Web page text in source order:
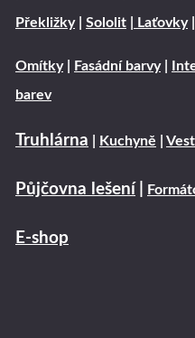
Překližky| Sololit Laťovky|
Omítky| Fasádní barvy|
barev
Truhlárna Kuchyně
Půjčovna lešení
E-shop